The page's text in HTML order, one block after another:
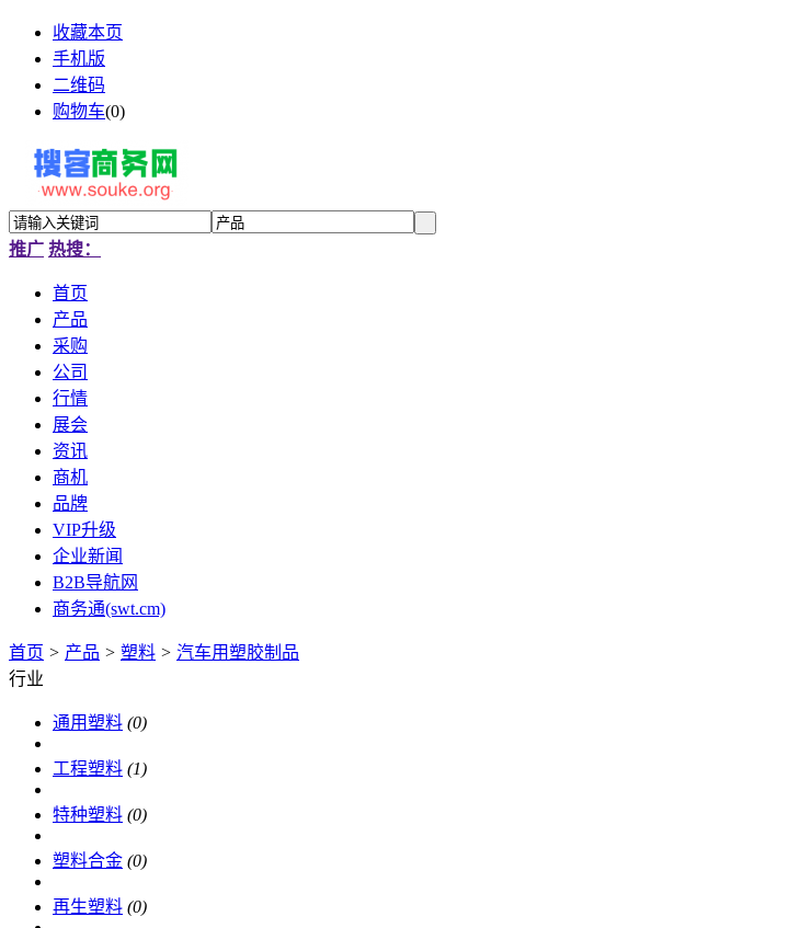
收藏本页
手机版
二维码
购物车(0)
推广 热搜：
首页
产品
采购
公司
行情
展会
资讯
商机
品牌
VIP升级
企业新闻
B2B导航网
商务通(swt.cm)
首页 > 产品 > 塑料 > 汽车用塑胶制品
行业
通用塑料 (0)
工程塑料 (1)
特种塑料 (0)
塑料合金 (0)
再生塑料 (0)